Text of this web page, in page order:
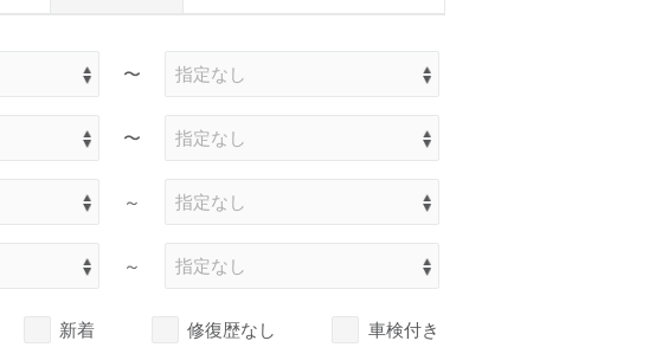
〜
〜
～
～
新着 修復歴なし 車検付き